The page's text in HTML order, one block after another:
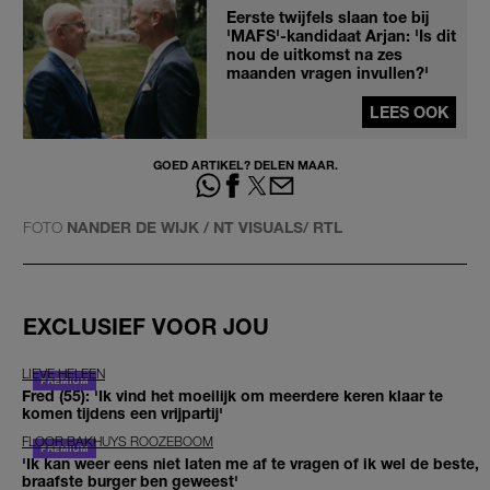
Eerste twijfels slaan toe bij
'MAFS'-kandidaat Arjan: 'Is dit
nou de uitkomst na zes
maanden vragen invullen?'
LEES OOK
GOED ARTIKEL? DELEN MAAR.
FOTO NANDER DE WIJK / NT VISUALS/ RTL
EXCLUSIEF VOOR JOU
LIEVE HELEEN
Fred (55): 'Ik vind het moeilijk om meerdere keren klaar te
komen tijdens een vrijpartij'
FLOOR BAKHUYS ROOZEBOOM
'Ik kan weer eens niet laten me af te vragen of ik wel de beste,
braafste burger ben geweest'